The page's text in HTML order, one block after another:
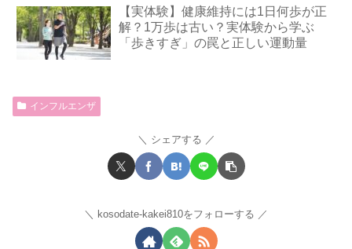
【実体験】健康維持には1日何歩が正
解？1万歩は古い？実体験から学ぶ
「歩きすぎ」の罠と正しい運動量
インフルエンザ
シェアする
kosodate-kakei810をフォローする